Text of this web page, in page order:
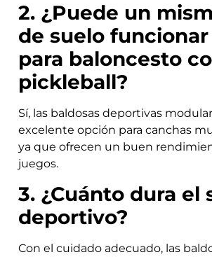
2. ¿Puede un
de suelo
para baloncesto
pickleball?
Sí, las baldosas deportivas
excelente opción para canchas
ya que ofrecen un buen
juegos.
3. ¿Cuánto dura el
deportivo?
Con el cuidado adecuado, las